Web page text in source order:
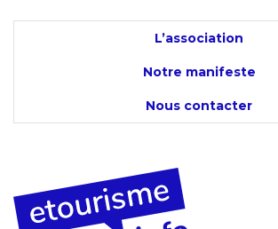
L’association
Notre manifeste
Nous contacter